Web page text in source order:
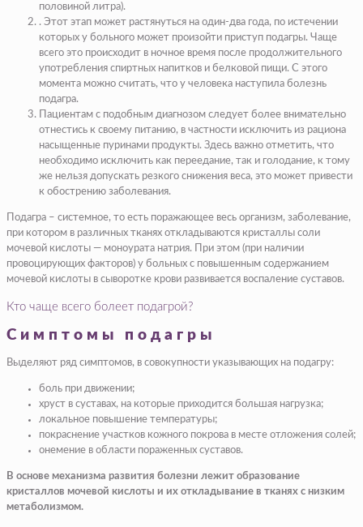
половиной литра).​
​. Этот этап может растянуться на один-два года, по истечении
которых у больного может произойти приступ подагры. Чаще
всего это происходит в ночное время после продолжительного
употребления спиртных напитков и белковой пищи. С этого
момента можно считать, что у человека наступила болезнь
подагра.​
​Пациентам с подобным диагнозом следует более внимательно
отнестись к своему питанию, в частности исключить из рациона
насыщенные пуринами продукты. Здесь важно отметить, что
необходимо исключить как переедание, так и голодание, к тому
же нельзя допускать резкого снижения веса, это может привести
к обострению заболевания.​
Подагра – системное, то есть поражающее весь организм, заболевание,
при котором в различных тканях откладываются кристаллы соли
мочевой кислоты — моноурата натрия. При этом (при наличии
провоцирующих факторов) у больных с повышенным содержанием
мочевой кислоты в сыворотке крови развивается воспаление суставов.
Кто чаще всего болеет подагрой?
Симптомы подагры
Выделяют ряд симптомов, в совокупности указывающих на подагру:
боль при движении;
хруст в суставах, на которые приходится большая нагрузка;
локальное повышение температуры;
покраснение участков кожного покрова в месте отложения солей;
онемение в области пораженных суставов.
В основе механизма развития болезни лежит образование
кристаллов мочевой кислоты и их откладывание в тканях с низким
метаболизмом.